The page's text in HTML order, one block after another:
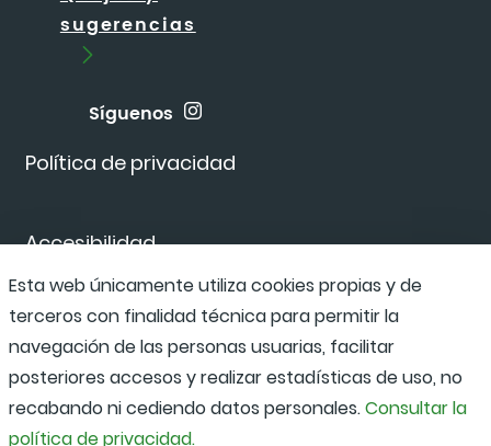
Política de privacidad
Accesibilidad
Canal de denuncias
sugerencias
Síguenos
Esta web únicamente utiliza cookies propias y de
terceros con finalidad técnica para permitir la
navegación de las personas usuarias, facilitar
posteriores accesos y realizar estadísticas de uso, no
recabando ni cediendo datos personales.Consultar la
política de privacidad.